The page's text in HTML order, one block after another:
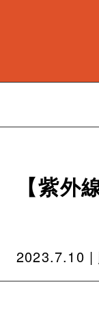
【紫外
2023.7.10 |